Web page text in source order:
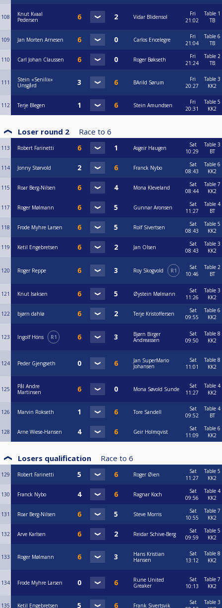
108
Knut Kvaal
Pedersen
Vidar Blidensol
Fri
21:02
Table 1
TB
109 Jan Morten Arnesen Carlos Encelegre
Fri
21:04
Table 6
TB
110 Carl Johan Claussen Roger Bøkseth
Fri
21:24
Table 2
TB
111
Stein «Senilix»
Unsgård
BArild Sørum
Fri
20:27
Table 3
KK2
112 Terje Blegen Stein Amundsen
Fri
20:31
Table 5
KK2
Loser round 2 Race to 6
113 Robert Farinetti Asgeir Haugen
Sat
10:29
Table 3
BT
114 Jonny Størvold Franck Nybo
Sat
08:43
Table 6
KK2
115 Roar Berg-Nilsen Mona Kleveland
Sat
08:44
Table 7
KK2
117 Roger Mølmann Gunnar Aronsen
Sat
11:27
Table 4
BT
118 Frode Myhre Larsen Rolf Sivertsen
Sat
08:43
Table 5
KK2
119 Ketil Engebretsen Jan Olsen
Sat
08:43
Table 3
KK2
120 Roger Reppe Roy Skogvold R1
Sat
10:46
Table 2
BT
121 Knut Isaksen Øystein Mølmann
Sat
11:26
Table 3
KK2
122 bjørn dahlø Terje Kristoffersen
Sat
09:55
Table 6
KK2
123 Ingolf Höns R1
Bjørn Birger
Andreassen
Sat
09:50
Table 8
KK2
124 Peder Gjengseth
Jan SuperMario
Johansen
Sat
11:01
Table 8
KK2
125
Pål Andre
Martinsen
Mona Søvold Sunde
Sat
11:27
Table 4
KK2
126 Marvin Rokseth Tore Sandell
Sat
09:52
Table 4
BT
128 Arne Wiese-Hansen Geir Holmqvist
Sat
11:09
Table 6
KK2
Losers qualification Race to 6
129 Robert Farinetti Roger Øien
Sat
11:27
Table 5
KK2
130 Franck Nybo Ragnar Koch
Sat
09:56
Table 4
KK2
131 Roar Berg-Nilsen Steve Morris
Sat
10:55
Table 7
KK2
132 Arve Karlsen Reidar Schive-Berg
Sat
09:59
Table 5
KK2
133 Roger Mølmann
Hans Kristian
Hansen
Sat
13:12
Table 8
KK2
134 Frode Myhre Larsen
Rune United
Greaker
Sat
10:13
Table 7
KK2
135 Ketil Engebretsen Frank Sivertsvik
Sat
Table 3